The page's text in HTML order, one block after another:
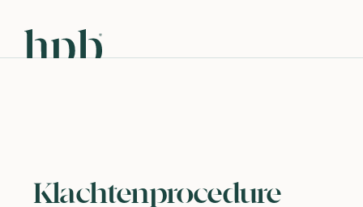
Klachtenprocedure